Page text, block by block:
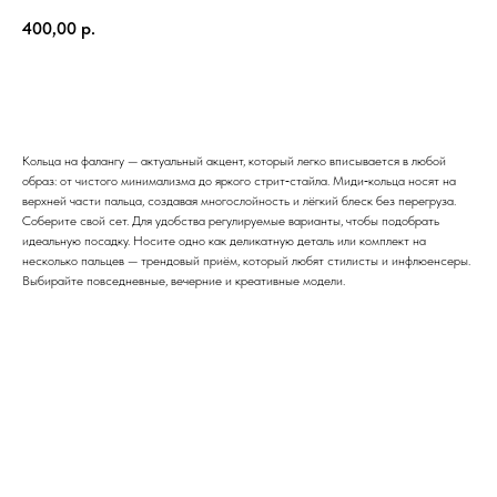
400,00 р.
Кольца на фалангу — актуальный акцент, который легко вписывается в любой
образ: от чистого минимализма до яркого стрит‑стайла. Миди‑кольца носят на
верхней части пальца, создавая многослойность и лёгкий блеск без перегруза.
Соберите свой сет. Для удобства регулируемые варианты, чтобы подобрать
идеальную посадку. Носите одно как деликатную деталь или комплект на
несколько пальцев — трендовый приём, который любят стилисты и инфлюенсеры.
Выбирайте повседневные, вечерние и креативные модели.